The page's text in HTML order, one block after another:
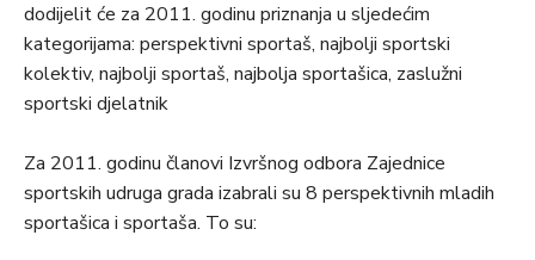
dodijelit će za 2011. godinu priznanja u sljedećim
kategorijama: perspektivni sportaš, najbolji sportski
kolektiv, najbolji sportaš, najbolja sportašica, zaslužni
sportski djelatnik
Za 2011. godinu članovi Izvršnog odbora Zajednice
sportskih udruga grada izabrali su 8 perspektivnih mladih
sportašica i sportaša. To su: